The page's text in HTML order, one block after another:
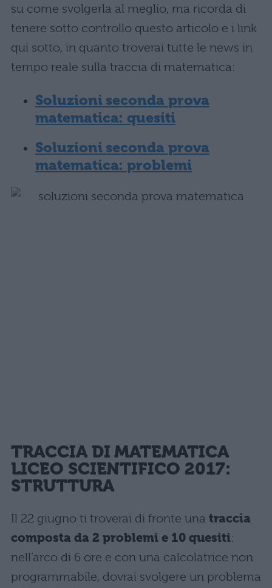
su come svolgerla al meglio, ma ricorda di
tenere sotto controllo questo articolo e i link
qui sotto, in quanto troverai tutte le news in
tempo reale sulla traccia di matematica:
Soluzioni seconda prova
matematica: quesiti
Soluzioni seconda prova
matematica: problemi
TRACCIA DI MATEMATICA
LICEO SCIENTIFICO 2017:
STRUTTURA
Il 22 giugno ti troverai di fronte una traccia
composta da 2 problemi e 10 quesiti:
nell’arco di 6 ore e con una calcolatrice non
programmabile, dovrai svolgere un problema